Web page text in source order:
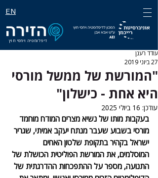
EN
דיפלומטיה ויחסי חוץ
"המורשת של ממשל מורסי
היא אחת - כישלון"
עודד רענן
27 ביוני 2019
עודכן: 16 ביולי 2025
בעקבות מותו של נשיא מצרים המודח מוחמד
מורסי בשבוע שעבר מנתח יעקב אמיתי, שגריר
ישראל בקהיר בתקופת שלטון האחים
המוסלמים, את המורשת הפוליטית הכושלת של
התנועה, מספר על ההתפכחות ההדרגתית של